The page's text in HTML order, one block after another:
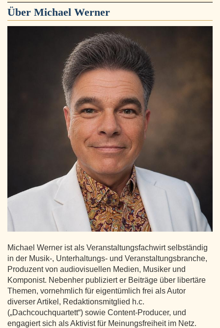
Über Michael Werner
Michael Werner ist als Veranstaltungsfachwirt selbständig
in der Musik-, Unterhaltungs- und Veranstaltungsbranche,
Produzent von audiovisuellen Medien, Musiker und
Komponist. Nebenher publiziert er Beiträge über libertäre
Themen, vornehmlich für eigentümlich frei als Autor
diverser Artikel, Redaktionsmitglied h.c.
(„Dachcouchquartett“) sowie Content-Producer, und
engagiert sich als Aktivist für Meinungsfreiheit im Netz.